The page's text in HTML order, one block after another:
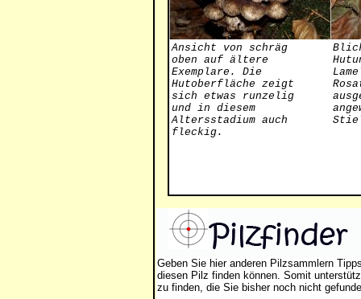
Ansicht von schräg
oben auf ältere
Exemplare. Die
Hutoberfläche zeigt
sich etwas runzelig
und in diesem
Altersstadium auch
fleckig.
Geben Sie hier anderen Pilzsammlern
diesen Pilz finden können. Somit
zu finden, die Sie bisher noch nicht